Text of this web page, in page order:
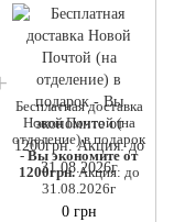
Бесплатная доставка
Новой Почтой (на
отделение) в подарок
-Вы экономите от
1200грн.Акция: до
31.08.2026г
0 грн